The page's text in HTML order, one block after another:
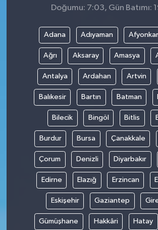
Doğumu: 7:03, Gün Batımı:
Adana Adıyaman
Ağrı Aksaray Amasya
Antalya Ardahan Artvin
Balıkesir Bartın Batman
Bilecik Bingöl Bitlis
Burdur Bursa Çanakkale
Çorum Denizli Diyarbakır
Edirne Elazığ Erzincan
Eskişehir Gaziantep
Gümüşhane Hakkâri Hatay
RÖPORTAJ
SAĞLIK
SPOR
TARIM
TEKNOLOJİ
TURİZM
VİDEO HABER
YAŞAM